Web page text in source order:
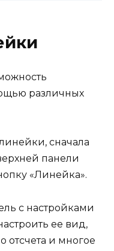
различных
сначала
панели
«Линейка».
с настройками
ее вид,
и многое